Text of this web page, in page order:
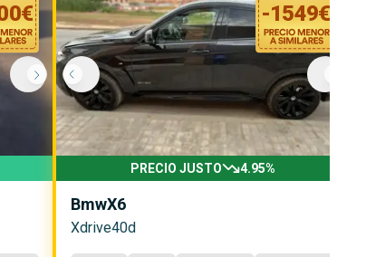
€ -1549€
PRECIO JUSTO 4.95%
BmwX6
Xdrive40d